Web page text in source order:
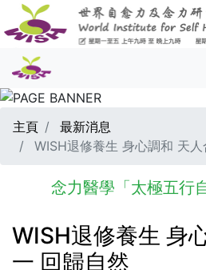
主頁
最新消息
WISH退修養生 身心調和 天
念力醫學「太極五行
WISH退修養生 身
一 回歸自然